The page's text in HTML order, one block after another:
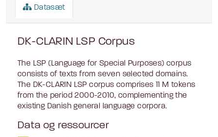
Datasæt
DK-CLARIN LSP Corpus
The LSP (Language for Special Purposes) corpus
consists of texts from seven selected domains.
The DK-CLARIN LSP corpus comprises 11 M tokens
from the period 2000-2010, complementing the
existing Danish general language corpora.
Data og ressourcer